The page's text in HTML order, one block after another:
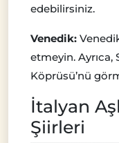
edebilirsiniz.
Venedik:
etmeyin. Ayrıca,
Köprüsü’nü
İtalyan
Şiirleri